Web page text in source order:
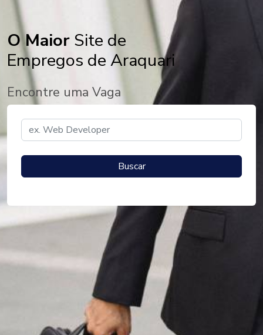
O Maior Site de
Empregos de Araquari
Encontre uma Vaga
Buscar